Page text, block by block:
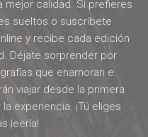
mejor calidad. Si prefieres
sueltos o suscríbete
y recibe cada edición
Déjate sorprender por
que enamoran e
viajar desde la primera
experiencia. ¡Tú eliges
leerla!